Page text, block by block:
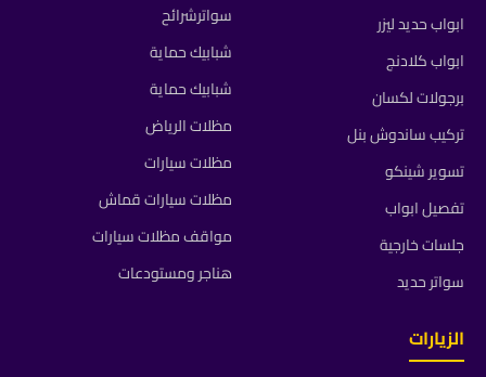
ابواب حديد ليزر
ابواب كلادنج
برجولات لكسان
تركيب ساندوش بنل
تسوير شينكو
تفصيل ابواب
جلسات خارجية
سواتر حديد
سواترشرائح
شبابيك حماية
شبابيك حماية
مظلات الرياض
مظلات سيارات
مظلات سيارات قماش
مواقف مظلات سيارات
هناجر ومستودعات
الزيارات